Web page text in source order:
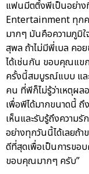
แฟนมีตติ้งพีเป็นอย่า
Entertainment ทุกค
มากๆ มันคือความภูมิ
สุพล ถ้าไม่มีพี่เบล คอ
ได้เช่นกัน ขอบคุณแข
ครั้งนี้สมบูรณ์แบบ แ
คน ที่พีก็ไม่รู้ว่าเหตุผลอ
เพื่อพีได้มากขนาดนี้
เห็นและรับรู้ถึงความ
อย่างทุกวันนี้ได้เลยถ้
ดีที่สุดเพื่อเป็นการขอ
ขอบคุณมากๆ ครับ”